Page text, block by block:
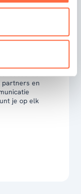
ontvang
acties,
je op elk
partners en
je op elk